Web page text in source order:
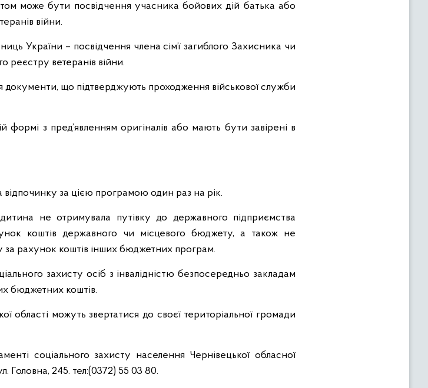
може бути посвідчення учасника бойових дій батька або
війни.
України – посвідчення члена сім’ї загиблого Захисника чи
реєстру ветеранів війни.
документи, що підтверджують проходження військової служби
формі з пред’явленням оригіналів або мають бути завірені в
за цією програмою один раз на рік.
не отримувала путівку до державного підприємства
коштів державного чи місцевого бюджету, а також не
за рахунок коштів інших бюджетних програм.
захисту осіб з інвалідністю безпосередньо закладам
бюджетних коштів.
області можуть звертатися до своєї територіальної громади
соціального захисту населення Чернівецької обласної
Головна, 245. тел:(0372) 55 03 80.